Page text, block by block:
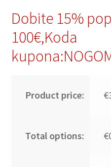
Dobite 15%
100€,Koda
Product price:
Total options: